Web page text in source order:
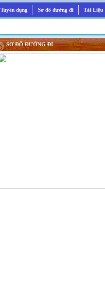
Tuyển dụng Sơ đồ đường đi Tài Liệu
SƠ ĐỒ ĐƯỜNG ĐI